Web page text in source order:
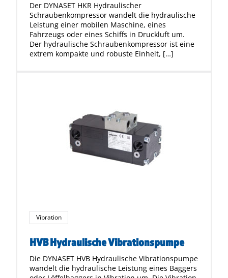
Der DYNASET HKR Hydraulischer
Schraubenkompressor wandelt die hydraulische
Leistung einer mobilen Maschine, eines
Fahrzeugs oder eines Schiffs in Druckluft um.
Der hydraulische Schraubenkompressor ist eine
extrem kompakte und robuste Einheit, […]
Vibration
HVB Hydraulische Vibrationspumpe
Die DYNASET HVB Hydraulische Vibrationspumpe
wandelt die hydraulische Leistung eines Baggers